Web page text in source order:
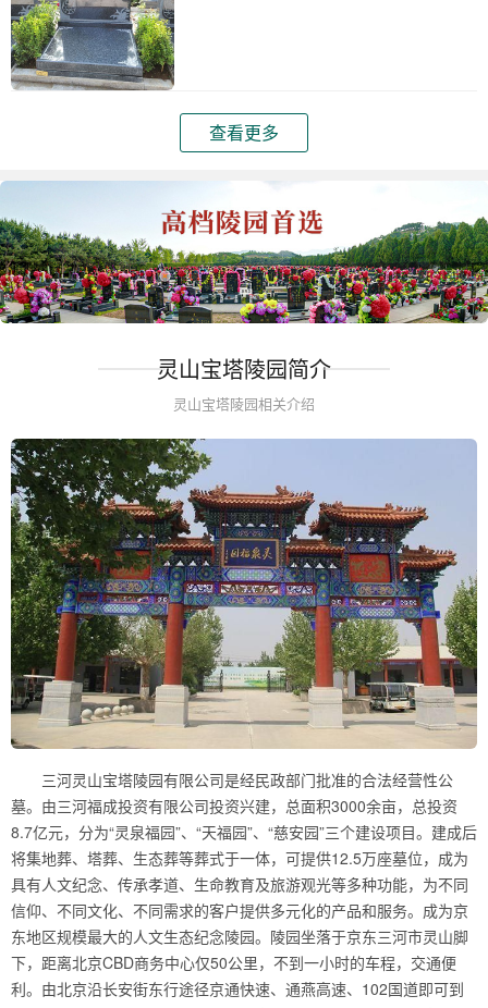
查看更多
灵山宝塔陵园简介
灵山宝塔陵园相关介绍
三河灵山宝塔陵园有限公司是经民政部门批准的合法经营性公
墓。由三河福成投资有限公司投资兴建，总面积3000余亩，总投资
8.7亿元，分为“灵泉福园”、“天福园”、“慈安园”三个建设项目。建成后
将集地葬、塔葬、生态葬等葬式于一体，可提供12.5万座墓位，成为
具有人文纪念、传承孝道、生命教育及旅游观光等多种功能，为不同
信仰、不同文化、不同需求的客户提供多元化的产品和服务。成为京
东地区规模最大的人文生态纪念陵园。陵园坐落于京东三河市灵山脚
下，距离北京CBD商务中心仅50公里，不到一小时的车程，交通便
利。由北京沿长安街东行途径京通快速、通燕高速、102国道即可到